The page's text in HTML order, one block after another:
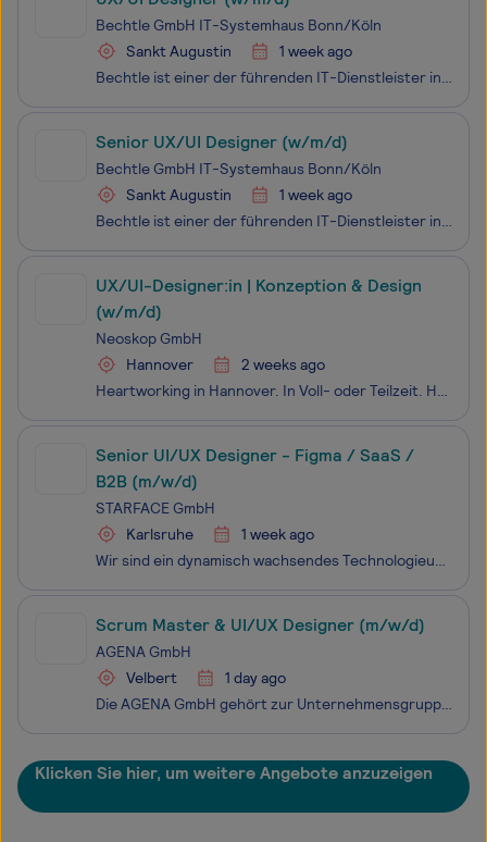
Bechtle GmbH IT-Systemhaus Bonn/Köln
Sankt Augustin
1 week ago
Bechtle ist einer der führenden IT-Dienstleister in Europa. Wir gestalten zukunftsfähige IT-Architekturen - von klassischer IT-Infrastruktur über Digitalisierung, Multi Cloud, Modern Workplace und Security bis Künstliche Intelligenz und Managed Services. Wir bieten unseren Kunden zusätzlich intellig
Senior UX/UI Designer (w/m/d)
Bechtle GmbH IT-Systemhaus Bonn/Köln
Sankt Augustin
1 week ago
Bechtle ist einer der führenden IT-Dienstleister in Europa. Wir gestalten zukunftsfähige IT-Architekturen - von klassischer IT-Infrastruktur über Digitalisierung, Multi Cloud, Modern Workplace und Security bis Künstliche Intelligenz und Managed Services. Wir bieten unseren Kunden zusätzlich intellig
UX/UI-Designer:in | Konzeption & Design
(w/m/d)
Neoskop GmbH
Hannover
2 weeks ago
Heartworking in Hannover. In Voll- oder Teilzeit. Hybrid.Wir bauen digitale Plattformen für namhafte Kunden aus Versicherung, Energieversorgung, Industrie und weiteren Branchen: Tarifrechner, Kundenportale, Konfiguratoren, Antragsflows – Anwendungen, die hunderttausende Menschen nutzen.Wenn am Ende
Senior UI/UX Designer - Figma / SaaS /
B2B (m/w/d)
STARFACE GmbH
Karlsruhe
1 week ago
Wir sind ein dynamisch wachsendes Technologieunternehmen. Als Hersteller von IP-Telefonanlagen und -Kommunikationslösungen haben wir uns fest im Markt etabliert und gelten als innovativer Trendsetter. Im Mittelpunkt des Produktportfolios stehen die Linux-basierten Telefonanlagen, die wahlweise als C
Scrum Master & UI/UX Designer (m/w/d)
AGENA GmbH
Velbert
1 day ago
Die AGENA GmbH gehört zur Unternehmensgruppe Gretsch-Unitas, die ein komplettes Produktprogramm in der Beschlagtechnik für Fenster und Türen, automatische Eingangssysteme sowie Elektronik- und Sicherheitstechnik bietet. Unsere Produkte sind weltweit erfolgreich und in vielen Anwendungsbereichen sind
Klicken Sie hier, um weitere Angebote anzuzeigen